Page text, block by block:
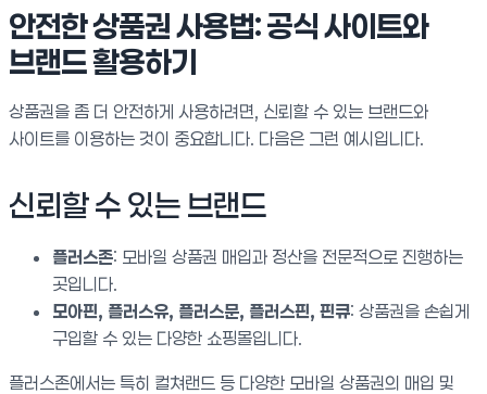
안전한 상품권 사용법: 공식 사이트와
브랜드 활용하기
상품권을 좀 더 안전하게 사용하려면, 신뢰할 수 있는 브랜드와
사이트를 이용하는 것이 중요합니다. 다음은 그런 예시입니다.
신뢰할 수 있는 브랜드
플러스존: 모바일 상품권 매입과 정산을 전문적으로 진행하는
곳입니다.
모아핀, 플러스유, 플러스문, 플러스핀, 핀큐: 상품권을 손쉽게
구입할 수 있는 다양한 쇼핑몰입니다.
플러스존에서는 특히 컬쳐랜드 등 다양한 모바일 상품권의 매입 및